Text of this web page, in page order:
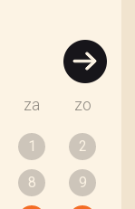
za zo
1 2
8 9